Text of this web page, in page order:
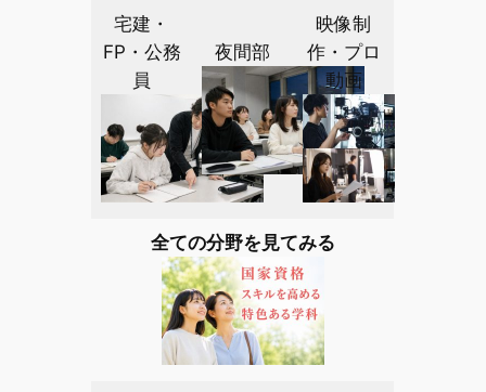
宅建・
FP・公務
員
夜間部
映像制
作・プロ
動画
全ての分野を見てみる